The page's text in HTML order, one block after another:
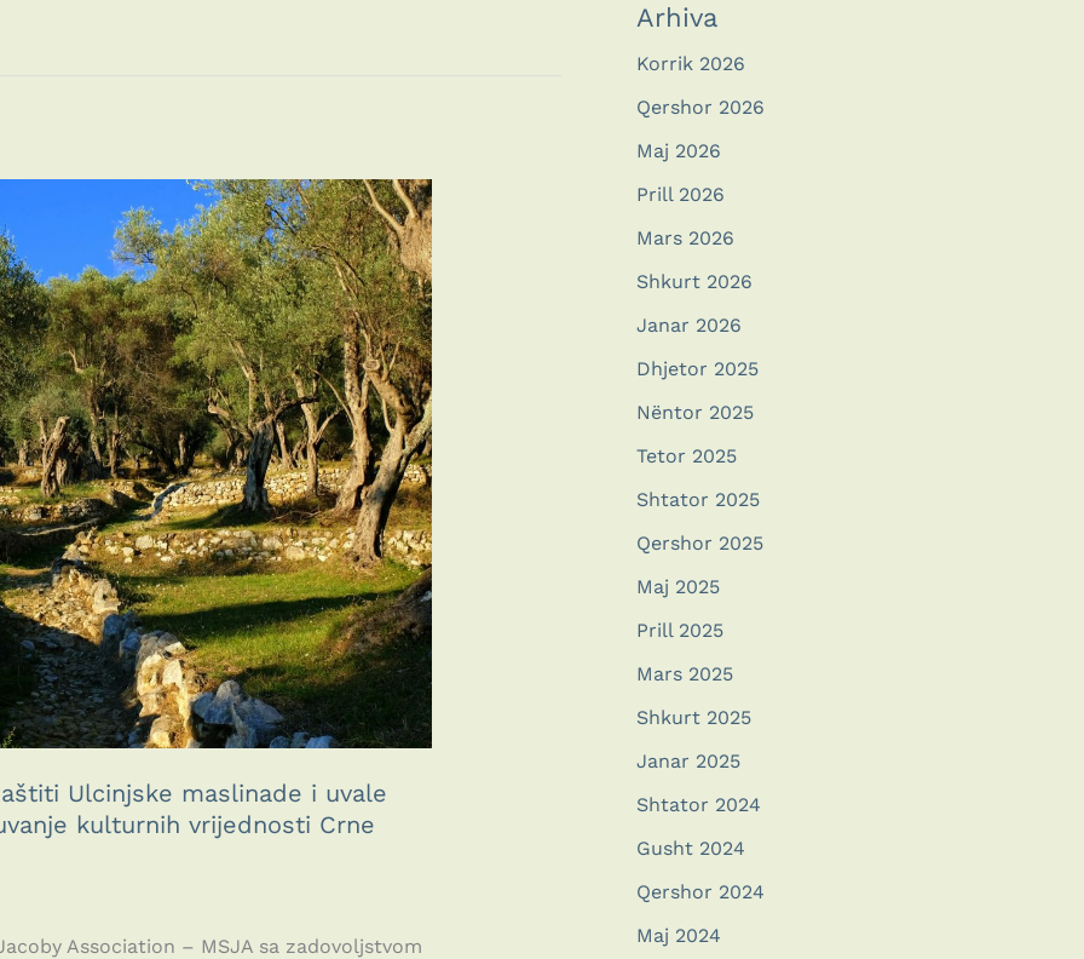
Ulcinjske maslinade i uvale
kulturnih vrijednosti Crne
Association – MSJA sa zadovoljstvom
Arhiva
Korrik 2026
Qershor 2026
Maj 2026
Prill 2026
Mars 2026
Shkurt 2026
Janar 2026
Dhjetor 2025
Nëntor 2025
Tetor 2025
Shtator 2025
Qershor 2025
Maj 2025
Prill 2025
Mars 2025
Shkurt 2025
Janar 2025
Shtator 2024
Gusht 2024
Qershor 2024
Maj 2024